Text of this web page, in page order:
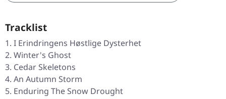
Tracklist
I Erindringens Høstlige Dysterhet
Winter's Ghost
Cedar Skeletons
An Autumn Storm
Enduring The Snow Drought